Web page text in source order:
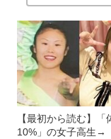
【最初から読む】「
10%」の女子高生→